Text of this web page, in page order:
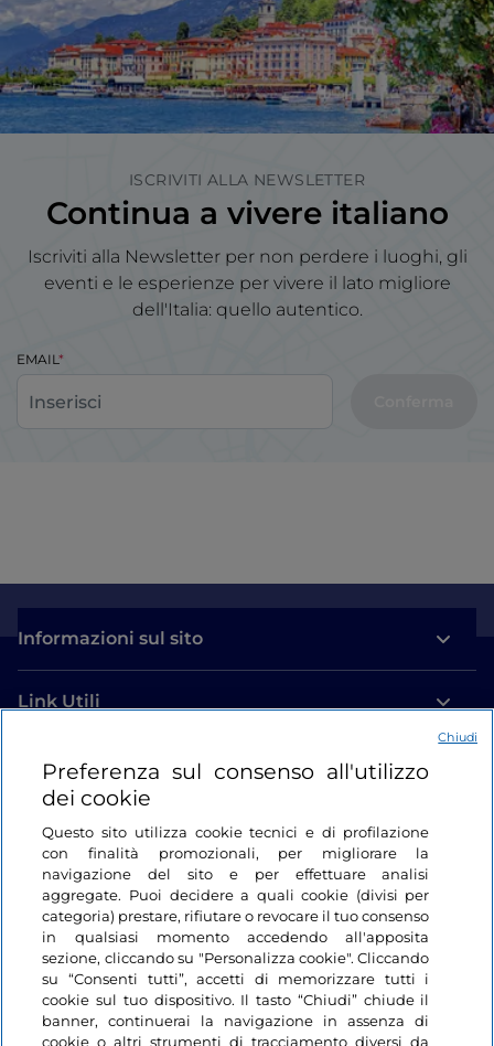
ISCRIVITI ALLA NEWSLETTER
Continua a vivere italiano
Iscriviti alla Newsletter per non perdere i luoghi, gli
eventi e le esperienze per vivere il lato migliore
dell'Italia: quello autentico.
EMAIL
Informazioni sul sito
Link Utili
Login
Restiamo in contatto
Preferenza sul consenso all'utilizzo
dei cookie
Questo sito utilizza cookie tecnici e di profilazione
con finalità promozionali, per migliorare la
navigazione del sito e per effettuare analisi
aggregate. Puoi decidere a quali cookie (divisi per
categoria) prestare, rifiutare o revocare il tuo consenso
in qualsiasi momento accedendo all'apposita
sezione, cliccando su "Personalizza cookie". Cliccando
su “Consenti tutti”, accetti di memorizzare tutti i
cookie sul tuo dispositivo. Il tasto “Chiudi” chiude il
banner, continuerai la navigazione in assenza di
cookie o altri strumenti di tracciamento diversi da
Chiudi